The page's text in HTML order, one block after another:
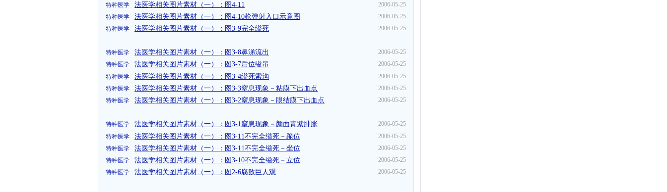
2006-05-25
特种医学 法医学相关图片素材（一）：图4-11
2006-05-25
特种医学 法医学相关图片素材（一）：图4-10枪弹射入口示意图
2006-05-25
特种医学 法医学相关图片素材（一）：图3-9完全缢死
2006-05-25
特种医学 法医学相关图片素材（一）：图3-8鼻涕流出
2006-05-25
特种医学 法医学相关图片素材（一）：图3-7后位缢吊
2006-05-25
特种医学 法医学相关图片素材（一）：图3-4缢死索沟
2006-05-25
特种医学 法医学相关图片素材（一）：图3-3窒息现象－粘膜下出血点
2006-05-25
特种医学 法医学相关图片素材（一）：图3-2窒息现象－眼结膜下出血点
2006-05-25
特种医学 法医学相关图片素材（一）：图3-1窒息现象－颜面青紫肿胀
2006-05-25
特种医学 法医学相关图片素材（一）：图3-11不完全缢死－跪位
2006-05-25
特种医学 法医学相关图片素材（一）：图3-11不完全缢死－坐位
2006-05-25
特种医学 法医学相关图片素材（一）：图3-10不完全缢死－立位
2006-05-25
特种医学 法医学相关图片素材（一）：图2-6腐败巨人观